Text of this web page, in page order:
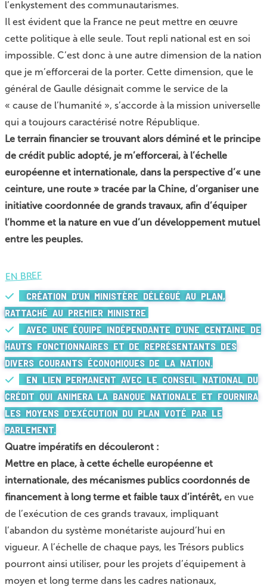
l’enkystement des communautarismes.
Il est évident que la France ne peut mettre en œuvre
cette politique à elle seule. Tout repli national est en soi
impossible. C’est donc à une autre dimension de la nation
que je m’efforcerai de la porter. Cette dimension, que le
général de Gaulle désignait comme le service de la
« cause de l’humanité », s’accorde à la mission universelle
qui a toujours caractérisé notre République.
Le terrain financier se trouvant alors déminé et le principe
de crédit public adopté, je m’efforcerai, à l’échelle
européenne et internationale, dans la perspective d’« une
ceinture, une route » tracée par la Chine, d’organiser une
initiative coordonnée de grands travaux, afin d’équiper
l’homme et la nature en vue d’un développement mutuel
entre les peuples.
EN BREF
CRÉATION D’UN MINISTÈRE DÉLÉGUÉ AU PLAN,
RATTACHÉ AU PREMIER MINISTRE
AVEC UNE ÉQUIPE INDÉPENDANTE D'UNE CENTAINE DE
HAUTS FONCTIONNAIRES ET DE REPRÉSENTANTS DES
DIVERS COURANTS ÉCONOMIQUES DE LA NATION.
EN LIEN PERMANENT AVEC LE CONSEIL NATIONAL DU
CRÉDIT QUI ANIMERA LA BANQUE NATIONALE ET FOURNIRA
LES MOYENS D'EXÉCUTION DU PLAN VOTÉ PAR LE
PARLEMENT.
Quatre impératifs en découleront :
Mettre en place, à cette échelle européenne et
internationale, des mécanismes publics coordonnés de
financement à long terme et faible taux d’intérêt, en vue
de l’exécution de ces grands travaux, impliquant
l’abandon du système monétariste aujourd’hui en
vigueur. A l’échelle de chaque pays, les Trésors publics
pourront ainsi utiliser, pour les projets d’équipement à
moyen et long terme dans les cadres nationaux,